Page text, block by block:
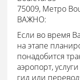
75009, Mетро
ВАЖНО:
Если во время
на этапе
понадобится
аэропорт,
гид или